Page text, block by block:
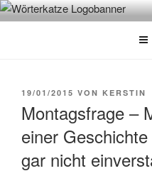
Zum
InhaltVon Büchern erzählen
VERÖFFENTLICHT
19/01/2015 VON KERSTIN
Montagsfrage –
einer
gar nicht